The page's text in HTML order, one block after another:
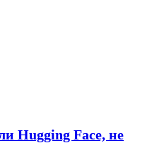
Hugging Face, не